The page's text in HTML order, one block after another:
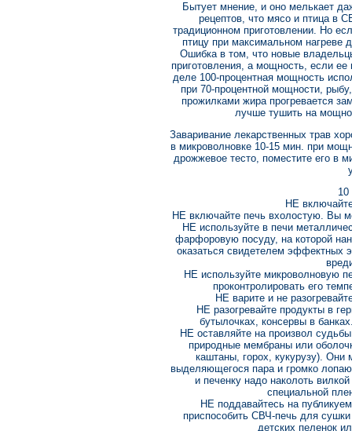
Бытует мнение, и оно мелькает
рецептов, что мясо и птица в
традиционном приготовлении. Но
птицу при максимальном нагреве
Ошибка в том, что новые
приготовления, а мощность, если
деле 100-процентная мощность
при 70-процентной мощности,
прожилками жира прогревается
лучше тушить на
Заваривание лекарственных трав
в микроволновке 10-15 мин. при
дрожжевое тесто, поместите его в
НЕ
НЕ включайте печь вхолостую. Вы
НЕ используйте в печи
фарфоровую посуду, на которой
оказаться свидетелем эффектных
НЕ используйте микроволновую
проконтролировать его
НЕ варите и не
НЕ разогревайте продукты в
бутылочках, консервы в
НЕ оставляйте на произвол
природные мембраны или
каштаны, горох, кукурузу). Они
выделяющегося пара и громко
и печенку надо наколоть
специальной
НЕ поддавайтесь на
приспособить СВЧ-печь для
детских пеленок